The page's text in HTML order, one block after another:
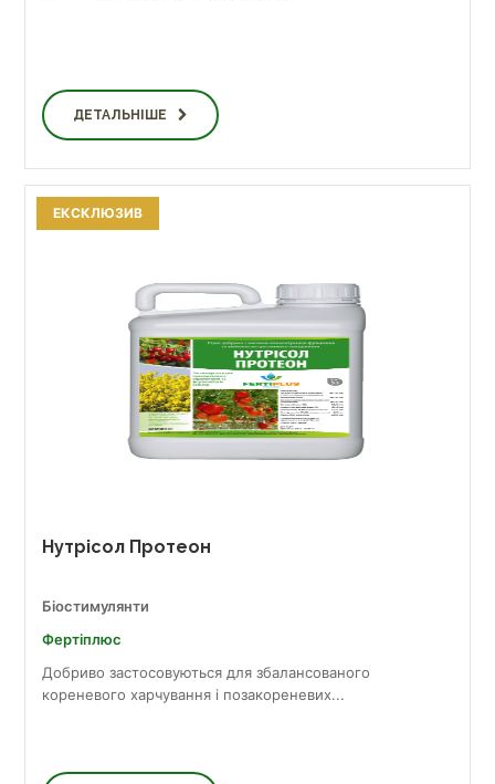
ДЕТАЛЬНІШЕ
Нутрісол Протеон
Біостимулянти
Фертіплюс
Добриво застосовуються для збалансованого
кореневого харчування і позакореневих...
ЕКСКЛЮЗИВ